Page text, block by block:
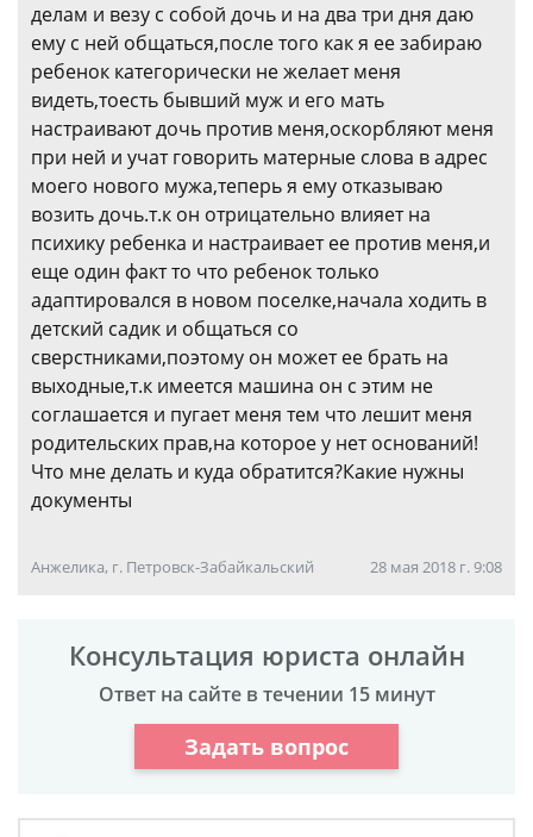
делам и везу с собой дочь и на два три дня даю
ему с ней общаться,после того как я ее забираю
ребенок категорически не желает меня
видеть,тоесть бывший муж и его мать
настраивают дочь против меня,оскорбляют меня
при ней и учат говорить матерные слова в адрес
моего нового мужа,теперь я ему отказываю
возить дочь.т.к он отрицательно влияет на
психику ребенка и настраивает ее против меня,и
еще один факт то что ребенок только
адаптировался в новом поселке,начала ходить в
детский садик и общаться со
сверстниками,поэтому он может ее брать на
выходные,т.к имеется машина он с этим не
соглашается и пугает меня тем что лешит меня
родительских прав,на которое у нет оснований!
Что мне делать и куда обратится?Какие нужны
документы
Анжелика, г. Петровск-Забайкальский 28 мая 2018 г. 9:08
Консультация юриста онлайн
Ответ на сайте в течении 15 минут
Задать вопрос